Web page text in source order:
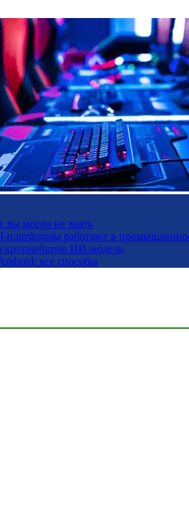
вы могли не знать
платформы работают в
крупнейшую ИИ-модель
все способы